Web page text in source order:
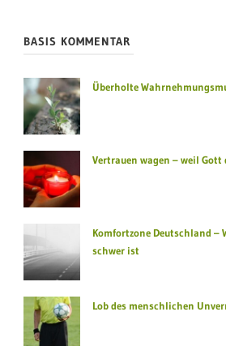
BASIS KOMMENTAR
Überholte
Vertrauen wagen – weil
Komfortzone Deutschland –
schwer ist
Lob des menschlichen